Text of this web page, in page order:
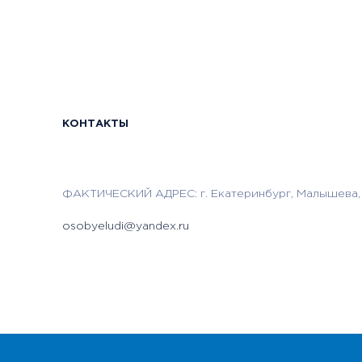
КОНТАКТЫ
ФАКТИЧЕСКИЙ АДРЕС: г. Екатеринбург, Малышева,
osobyeludi@yandex.ru